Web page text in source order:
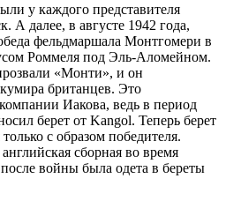
у каждого представителя
А далее, в августе 1942 года,
фельдмаршала Монтгомери в
Роммеля под Эль-Аломейном.
«Монти», и он
британцев. Это
Иакова, ведь в период
берет от Kangol. Теперь берет
с образом победителя.
сборная во время
войны была одета в береты